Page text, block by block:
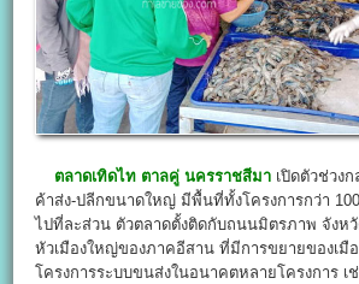
ตลาดเทิดไท ตาลคู่ นครราชสีมา เปิดตัวช่วง
ค้าส่ง-ปลีกขนาดใหญ่ มีพื้นที่ทั้งโครงการกว่า
ไปที่ละส่วน ตัวตลาดตั้งติดกับถนนมิตรภาพ จังห
หัวเมืองใหญ่ของภาคอีสาน ที่มีการขยายของเมื
โครงการระบบขนส่งในอนาคตหลายโครงการ เ